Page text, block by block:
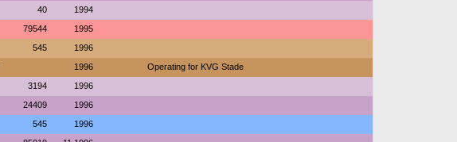
40 1994
79544 1995
545 1996
1996 Operating for KVG Stade
3194 1996
24409 1996
545 1996